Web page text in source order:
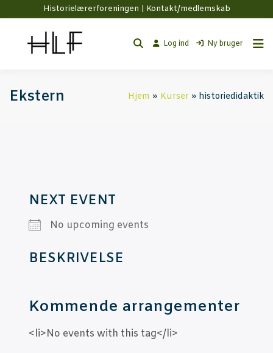
Historielærerforeningen | Kontakt/medlemskab
Log ind Ny bruger
Ekstern Hjem Kur­ser historiedidaktik
NEXT EVENT
No upco­m­ing events
BESKRI­VEL­SE
Kom­men­de arrangementer
<li>No events with this tag</li>